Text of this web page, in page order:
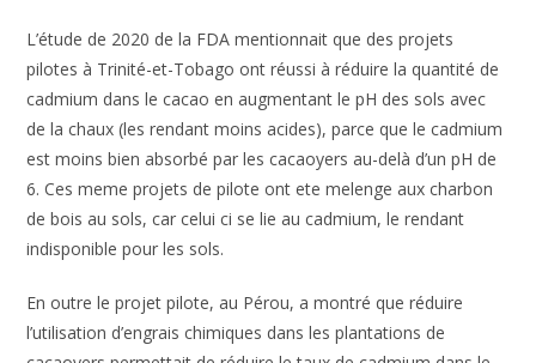
L’étude de 2020 de la FDA mentionnait que des projets
pilotes à Trinité-et-Tobago ont réussi à réduire la quantité de
cadmium dans le cacao en augmentant le pH des sols avec
de la chaux (les rendant moins acides), parce que le cadmium
est moins bien absorbé par les cacaoyers au-delà d’un pH de
6. Ces meme projets de pilote ont ete melenge aux charbon
de bois au sols, car celui ci se lie au cadmium, le rendant
indisponible pour les sols.
En outre le projet pilote, au Pérou, a montré que réduire
l’utilisation d’engrais chimiques dans les plantations de